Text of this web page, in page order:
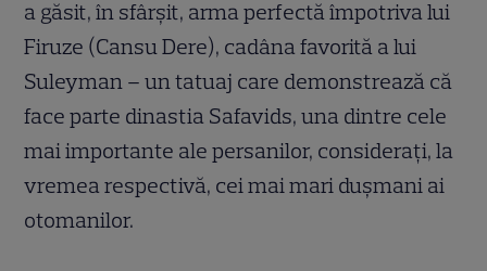
a găsit, în sfârşit, arma perfectă împotriva lui
Firuze (Cansu Dere), cadâna favorită a lui
Suleyman – un tatuaj care demonstrează că
face parte dinastia Safavids, una dintre cele
mai importante ale persanilor, consideraţi, la
vremea respectivă, cei mai mari duşmani ai
otomanilor.